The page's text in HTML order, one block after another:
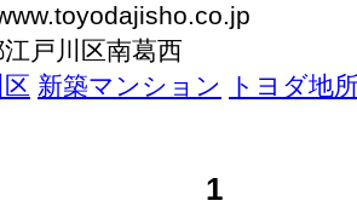
江戸川区南葛西
新築マンション
トヨダ地
1